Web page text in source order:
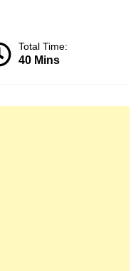
Total Time:
40 Mins